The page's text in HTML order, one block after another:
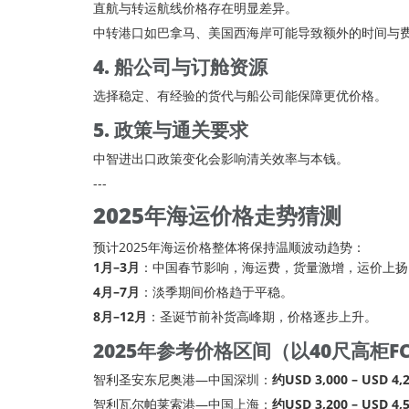
直航与转运航线价格存在明显差异。
中转港口如巴拿马、美国西海岸可能导致额外的时间与费
4. 船公司与订舱资源
选择稳定、有经验的货代与船公司能保障更优价格。
5. 政策与通关要求
中智进出口政策变化会影响清关效率与本钱。
---
2025年海运价格走势猜测
预计2025年海运价格整体将保持温顺波动趋势：
1月–3月 ：中国春节影响， 海运费 ，货量激增，运价上扬
4月–7月 ：淡季期间价格趋于平稳。
8月–12月 ：圣诞节前补货高峰期，价格逐步上升。
2025年参考价格区间（以40尺高柜
智利圣安东尼奥港—中国深圳： 约USD 3,000 – USD
智利瓦尔帕莱索港—中国上海： 约USD 3,200 – USD